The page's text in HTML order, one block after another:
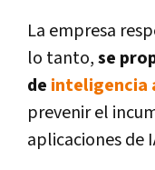
La empresa
lo tanto,se
de
prevenir el
aplicaciones de